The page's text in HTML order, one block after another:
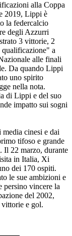
alla Coppa
2019, Lippi è
la federcalcio
degli Azzurri
3 vittorie, 2
qualificazione" a
alle finali
Da quando Lippi
uno spirito
nella nota.
di Lippi e del suo
impatto sui sogni
cinesi e dai
tifoso e grande
. Il 22 marzo, durante
in Italia, Xi
dei 170 ospiti.
le sue ambizioni e
persino vincere la
del 2002,
vittorie e gol.